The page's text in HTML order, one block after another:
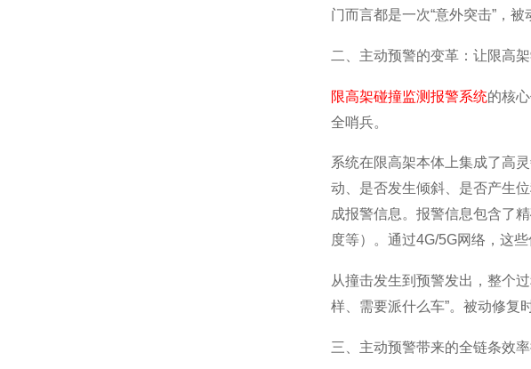
门而言都是一次“意外突击”，
二、主动预警的变革：让限高架
限高架碰撞监测报警系统的核
全哨兵。
系统在限高架本体上集成了高
动、是否发生倾斜、是否产生
成报警信息。报警信息包含了
度等）。通过4G/5G网络，这
从撞击发生到预警发出，整个
样、需要派什么车”。被动修复
三、主动预警带来的全链条效